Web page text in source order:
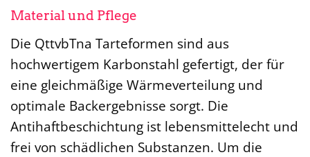
Material und Pflege
Die QttvbTna Tarteformen sind aus
hochwertigem Karbonstahl gefertigt, der für
eine gleichmäßige Wärmeverteilung und
optimale Backergebnisse sorgt. Die
Antihaftbeschichtung ist lebensmittelecht und
frei von schädlichen Substanzen. Um die